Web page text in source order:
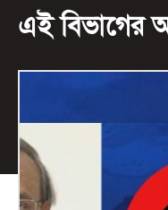
এই বিভাগের